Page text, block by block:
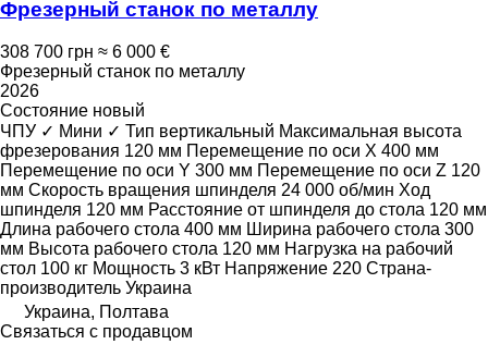
Фрезерный станок по металлу
308 700 грн ≈ 6 000 €
Фрезерный станок по металлу
2026
Состояние новый
ЧПУ ✓ Мини ✓ Тип вертикальный Максимальная высота
фрезерования 120 мм Перемещение по оси X 400 мм
Перемещение по оси Y 300 мм Перемещение по оси Z 120
мм Скорость вращения шпинделя 24 000 об/мин Ход
шпинделя 120 мм Расстояние от шпинделя до стола 120 мм
Длина рабочего стола 400 мм Ширина рабочего стола 300
мм Высота рабочего стола 120 мм Нагрузка на рабочий
стол 100 кг Мощность 3 кВт Напряжение 220 Страна-
производитель Украина
Украина, Полтава
Связаться с продавцом